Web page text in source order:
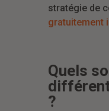
stratégie de
gratuitement
Quels
?